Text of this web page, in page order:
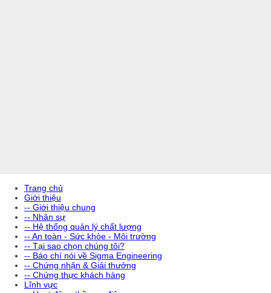
Trang chủ
Giới thiệu
-- Giới thiệu chung
-- Nhân sự
-- Hệ thống quản lý chất lượng
-- An toàn - Sức khỏe - Môi trường
-- Tại sao chọn chúng tôi?
-- Báo chí nói về Sigma Engineering
-- Chứng nhận & Giải thưởng
-- Chứng thực khách hàng
Lĩnh vực